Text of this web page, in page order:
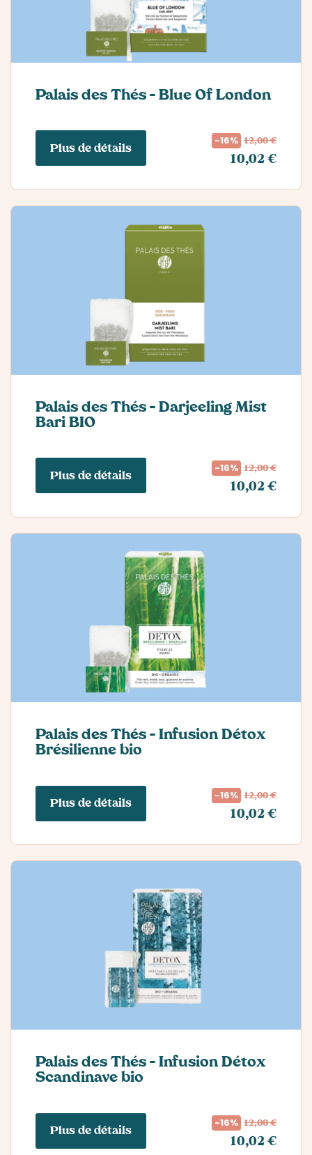
Palais des Thés – Blue Of London
Plus de détails -16% 12,00 €
10,02 €
Palais des Thés – Darjeeling Mist
Bari BIO
Plus de détails -16% 12,00 €
10,02 €
Palais des Thés – Infusion Détox
Brésilienne bio
Plus de détails -16% 12,00 €
10,02 €
Palais des Thés – Infusion Détox
Scandinave bio
Plus de détails -16% 12,00 €
10,02 €